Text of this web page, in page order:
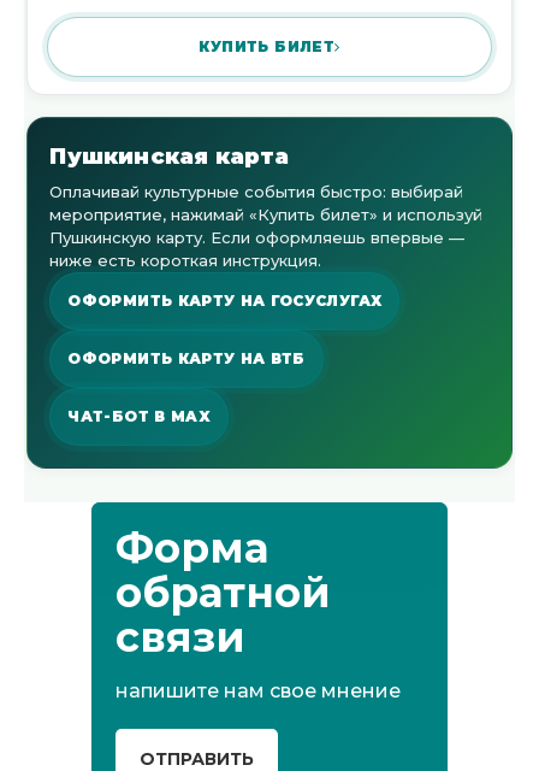
КУПИТЬ БИЛЕТ
Пушкинская карта
Оплачивай культурные события быстро: выбирай
мероприятие, нажимай «Купить билет» и используй
Пушкинскую карту. Если оформляешь впервые —
ниже есть короткая инструкция.
ОФОРМИТЬ КАРТУ НА ГОСУСЛУГАХ
ОФОРМИТЬ КАРТУ НА ВТБ
ЧАТ-БОТ В MAX
Форма
обратной
связи
напишите нам свое мнение
ОТПРАВИТЬ